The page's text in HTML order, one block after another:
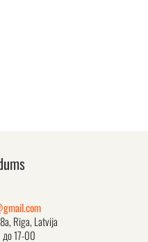
Rīga, Latvija
17-00